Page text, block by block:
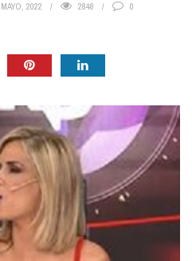
2022 2848 0